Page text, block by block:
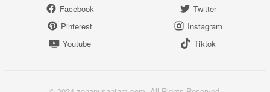
Facebook
Twitter
Pinterest
Instagram
Youtube
Tiktok